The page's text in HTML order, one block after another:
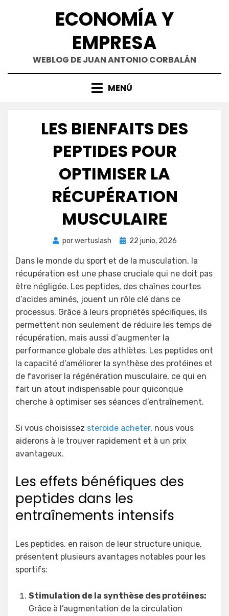
ECONOMÍA Y
EMPRESA
WEBLOG DE JUAN ANTONIO CORBALÁN
MENÚ
LES BIENFAITS DES
PEPTIDES POUR
OPTIMISER LA
RÉCUPÉRATION
MUSCULAIRE
porwertuslash
Publicada
22 junio, 2026
Dans le monde du sport et de la musculation, la
récupération est une phase cruciale qui ne doit pas
être négligée. Les peptides, des chaînes courtes
d’acides aminés, jouent un rôle clé dans ce
processus. Grâce à leurs propriétés spécifiques, ils
permettent non seulement de réduire les temps de
récupération, mais aussi d’augmenter la
performance globale des athlètes. Les peptides ont
la capacité d’améliorer la synthèse des protéines et
de favoriser la régénération musculaire, ce qui en
fait un atout indispensable pour quiconque
cherche à optimiser ses séances d’entraînement.
Si vous choisissez steroide acheter, nous vous
aiderons à le trouver rapidement et à un prix
avantageux.
Les effets bénéfiques des
peptides dans les
entraînements intensifs
Les peptides, en raison de leur structure unique,
présentent plusieurs avantages notables pour les
sportifs:
Stimulation de la synthèse des protéines:
Grâce à l’augmentation de la circulation